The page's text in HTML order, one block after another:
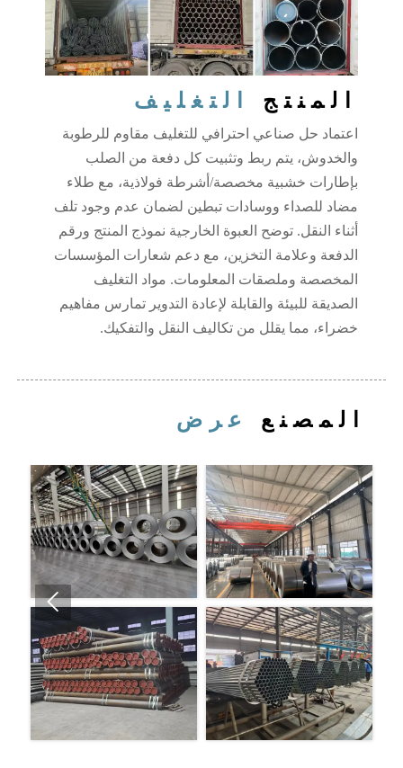
المنتج التغليف
اعتماد حل صناعي احترافي للتغليف مقاوم للرطوبة
والخدوش، يتم ربط وتثبيت كل دفعة من الصلب
بإطارات خشبية مخصصة/أشرطة فولاذية، مع طلاء
مضاد للصداء ووسادات تبطين لضمان عدم وجود تلف
أثناء النقل. توضح العبوة الخارجية نموذج المنتج ورقم
الدفعة وعلامة التخزين، مع دعم شعارات المؤسسات
المخصصة وملصقات المعلومات. مواد التغليف
الصديقة للبيئة والقابلة لإعادة التدوير تمارس مفاهيم
خضراء، مما يقلل من تكاليف النقل والتفكيك.
المصنع عرض
